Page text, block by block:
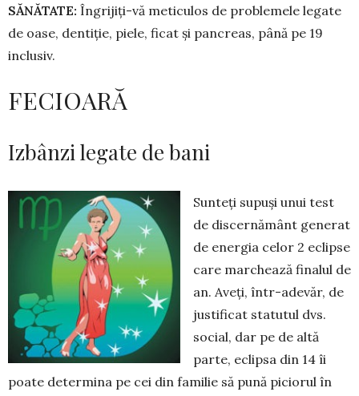
SĂNĂTATE: Îngrijiți-vă meticulos de problemele legate
de oase, dentiție, piele, ficat și pan­creas, până pe 19
inclusiv.
FECIOARĂ
Izbânzi legate de bani
Sunteți supuși unui test
de dis­cernământ generat
de ener­gia celor 2 eclipse
care mar­chea­ză finalul de
an. Aveți, într-adevăr, de
justificat statutul dvs.
social, dar pe de altă
parte, eclipsa din 14 îi
poate de­termina pe cei din familie să pună piciorul în